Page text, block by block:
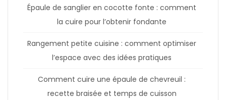
Épaule de sanglier en cocotte fonte : comment
la cuire pour l’obtenir fondante
Rangement petite cuisine : comment optimiser
l’espace avec des idées pratiques
Comment cuire une épaule de chevreuil :
recette braisée et temps de cuisson